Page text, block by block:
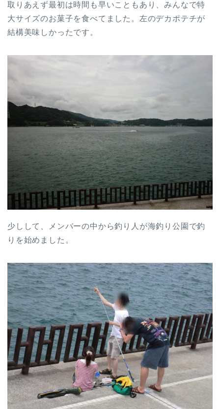
取りあえず最初は時間も早いこともあり、みんなで特
大サイズのお菓子を食べてました。左のデカポテチが
結構美味しかったです。
少しして、メンバーの中から釣り人が海釣り公園で釣
りを始めました。